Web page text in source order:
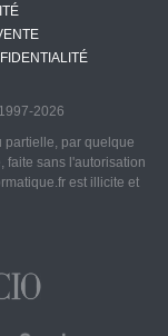
2026
partielle, par quelque
faite sans l'autorisation
est illicite et